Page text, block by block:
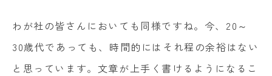
わが社の皆さんにおいても同様ですね。今、 20 ～
30歳代であっても、時間的にはそれ程の余裕はない
と思っています。文章が上手く書けるようになるこ